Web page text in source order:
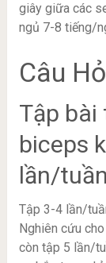
giây giữa các
ngủ 7-8 tiếng/
Câu
Tập
biceps
lần/
Tập 3-4 lần/
Nghiên cứu
còn tập 5 lần/